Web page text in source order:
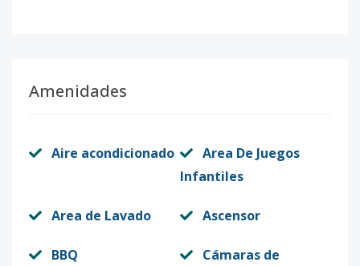
Amenidades
Aire acondicionado
Area De Juegos
Infantiles
Area de Lavado Ascensor
BBQ
Cámaras de